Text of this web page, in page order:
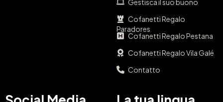
Gestisca il suo buono
Cofanetti Regalo
Paradores
Cofanetti Regalo Pestana
Cofanetti Regalo Vila Galé
Contatto